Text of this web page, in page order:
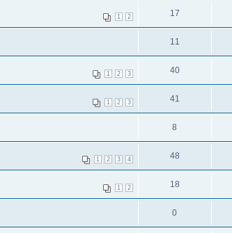
1 2 17
11
1 2 3 40
1 2 3 41
8
1 2 3 4 48
1 2 18
0